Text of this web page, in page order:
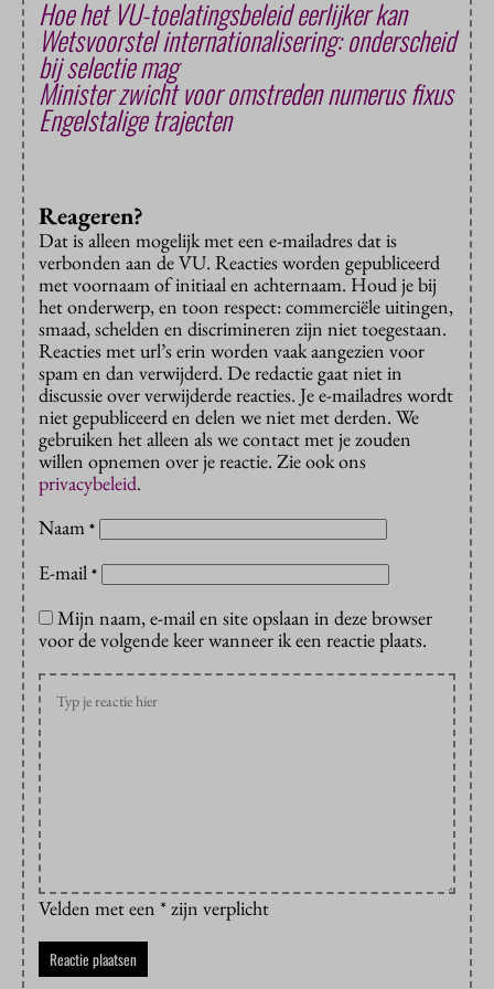
Hoe het VU-toelatingsbeleid eerlijker kan
Wetsvoorstel internationalisering: onderscheid
bij selectie mag
Minister zwicht voor omstreden numerus fixus
Engelstalige trajecten
Reageren?
Dat is alleen mogelijk met een e-mailadres dat is
verbonden aan de VU. Reacties worden gepubliceerd
met voornaam of initiaal en achternaam. Houd je bij
het onderwerp, en toon respect: commerciële uitingen,
smaad, schelden en discrimineren zijn niet toegestaan.
Reacties met url’s erin worden vaak aangezien voor
spam en dan verwijderd. De redactie gaat niet in
discussie over verwijderde reacties. Je e-mailadres wordt
niet gepubliceerd en delen we niet met derden. We
gebruiken het alleen als we contact met je zouden
willen opnemen over je reactie. Zie ook ons
privacybeleid.
Naam *
E-mail *
Mijn naam, e-mail en site opslaan in deze browser
voor de volgende keer wanneer ik een reactie plaats.
Velden met een * zijn verplicht